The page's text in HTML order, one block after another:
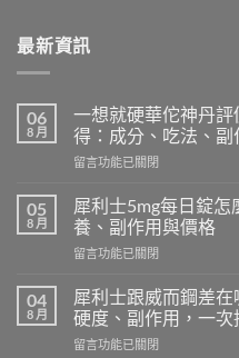
最新資訊
06
8 月
一想就硬華佗神丹
得：成分、吃法、
在
想
就
硬
華
神
丹
評
價
留言功能已關閉
05
8 月
犀利士5mg每日錠
養、副作用與價格
在
利
士
5mg
每
留言功能已關閉
04
8 月
犀利士跟威而鋼差在
硬度、副作用，一次
在
留言功能已關閉